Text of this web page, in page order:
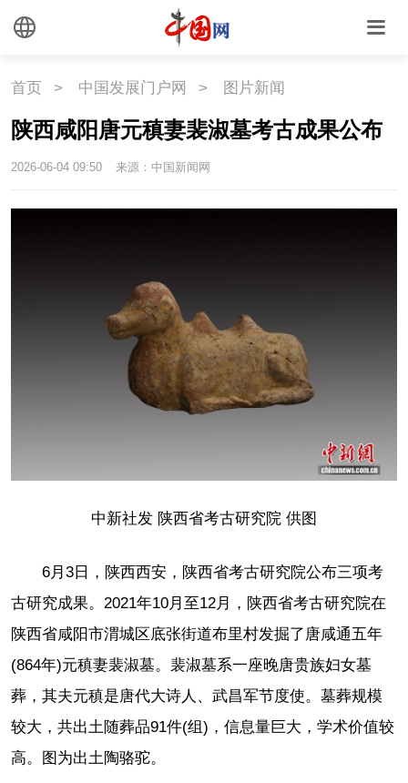
首页 > 中国发展门户网 > 图片新闻
陕西咸阳唐元稹妻裴淑墓考古成果公布
2026-06-04 09:50 来源：中国新闻网
中新社发 陕西省考古研究院 供图
6月3日，陕西西安，陕西省考古研究院公布三项考
古研究成果。2021年10月至12月，陕西省考古研究院在
陕西省咸阳市渭城区底张街道布里村发掘了唐咸通五年
(864年)元稹妻裴淑墓。裴淑墓系一座晚唐贵族妇女墓
葬，其夫元稹是唐代大诗人、武昌军节度使。墓葬规模
较大，共出土随葬品91件(组)，信息量巨大，学术价值较
高。图为出土陶骆驼。